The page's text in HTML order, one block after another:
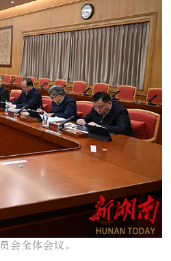
会全体会议。​